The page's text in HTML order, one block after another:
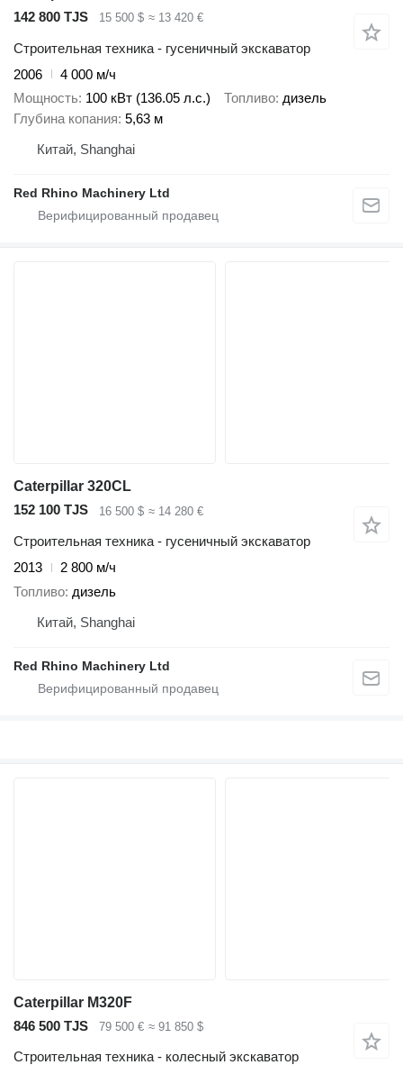
142 800 TJS
15 500 $ ≈ 13 420 €
Строительная техника - гусеничный экскаватор
2006
4 000 м/ч
Мощность 100 кВт (136.05 л.с.) Топливо дизель
Глубина копания 5,63 м
Китай, Shanghai
Red Rhino Machinery Ltd
Caterpillar 320CL
152 100 TJS
16 500 $ ≈ 14 280 €
Строительная техника - гусеничный экскаватор
2013
2 800 м/ч
Топливо дизель
Китай, Shanghai
Red Rhino Machinery Ltd
Caterpillar M320F
846 500 TJS
79 500 € ≈ 91 850 $
Строительная техника - колесный экскаватор